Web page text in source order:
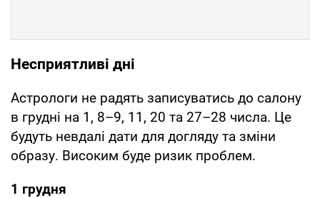
Несприятливі дні
Астрологи не радять записуватись до салону
в грудні на 1, 8–9, 11, 20 та 27–28 числа. Це
будуть невдалі дати для догляду та зміни
образу. Високим буде ризик проблем.
1 грудня